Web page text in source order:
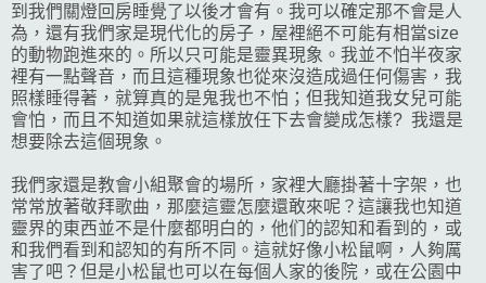
到我們關燈回房睡覺了以後才會有。我可以確定那不會是人
為，還有我們家是現代化的房子，屋裡絕不可能有相當size
的動物跑進來的。所以只可能是靈異現象。我並不怕半夜家
裡有一點聲音，而且這種現象也從來沒造成過任何傷害，我
照樣睡得著，就算真的是鬼我也不怕；但我知道我女兒可能
會怕，而且不知道如果就這樣放任下去會變成怎樣? 我還是
想要除去這個現象。
我們家還是教會小組聚會的場所，家裡大廳掛著十字架，也
常常放著敬拜歌曲，那麼這靈怎麼還敢來呢？這讓我也知道
靈界的東西並不是什麼都明白的，他们的認知和看到的，或
和我們看到和認知的有所不同。這就好像小松鼠啊，人夠厲
害了吧？但是小松鼠也可以在每個人家的後院，或在公園中